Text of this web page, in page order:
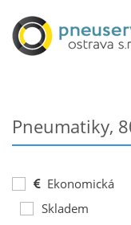
Pneumatiky,
Třída: Ekonomická
Skladem